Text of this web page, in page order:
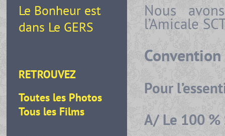
Le Bonheur est
dans Le GERS
RETROUVEZ
Toutes les Photos
Tous les Films
Nous
l’Amicale
Convention
Pour
A/Le 100 %